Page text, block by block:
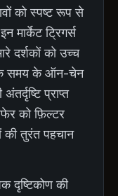
को स्पष्ट रूप से
मार्केट ट्रिगर्स
दर्शकों को उच्च
समय के ऑन-चेन
प्राप्त
को फ़िल्टर
की तुरंत पहचान
दृष्टिकोण की